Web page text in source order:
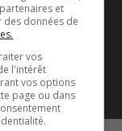
diffusé
sur…
et
des données de
vos
l'intérêt
vos options
page ou dans